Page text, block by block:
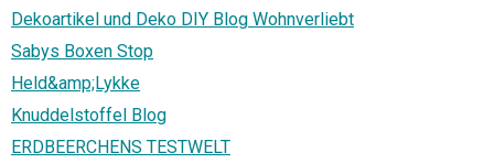
Dekoartikel und Deko DIY Blog Wohnverliebt
Sabys Boxen Stop
Held&amp;Lykke
Knuddelstoffel Blog
ERDBEERCHENS TESTWELT